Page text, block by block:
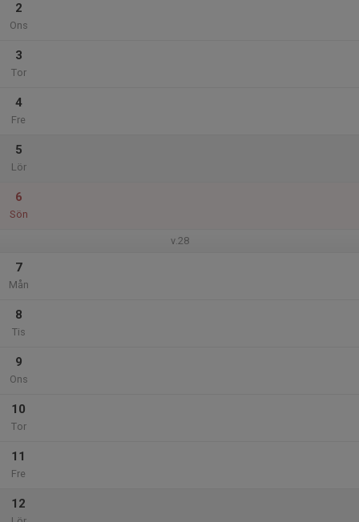
2
Ons
3
Tor
4
Fre
5
Lör
6
Sön
v.28
7
Mån
8
Tis
9
Ons
10
Tor
11
Fre
12